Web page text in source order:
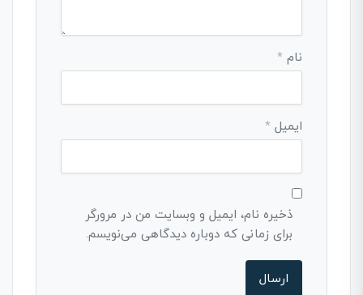
نام *
ایمیل *
ذخیره نام، ایمیل و وبسایت من در مرورگر
برای زمانی که دوباره دیدگاهی می‌نویسم.